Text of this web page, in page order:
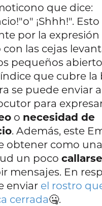
que dice:
¡Shhh!". Esto
por la expresión
con las cejas
pequeños
que cubre la
se puede enviar
para
o necesidad de
. Además, este
obtener como una
un pococallarse
mensajes. En
enviar el rostro
cerrada🤐.